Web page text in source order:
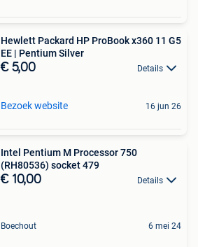
Hewlett Packard HP ProBook x360 11 G5
EE | Pentium Silver
€ 5,00 Details
Bezoek website 16 jun 26
Intel Pentium M Processor 750
(RH80536) socket 479
€ 10,00 Details
Boechout 6 mei 24